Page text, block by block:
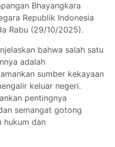
Bhayangkara
Republik Indonesia
Rabu (29/10/2025).
bahwa salah satu
adalah
sumber kekayaan
keluar negeri.
pentingnya
semangat gotong
hukum dan